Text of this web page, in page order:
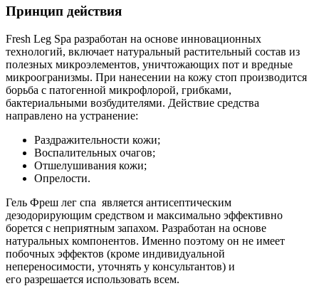
Принцип действия
Fresh Leg Spa разработан на основе инновационных
технологий, включает натуральный растительный состав из
полезных микроэлементов, уничтожающих пот и вредные
микроогранизмы. При нанесении на кожу стоп производится
борьба с патогенной микрофлорой, грибками,
бактериальными возбудителями. Действие средства
направлено на устранение:
Раздражительности кожи;
Воспалительных очагов;
Отшелушивания кожи;
Опрелости.
Гель Фреш лег спа является антисептическим
дезодорирующим средством и максимально эффективно
борется с неприятным запахом. Разработан на основе
натуральных компонентов. Именно поэтому он не имеет
побочных эффектов (кроме индивидуальной
непереносимости, уточнять у консультантов) и
его разрешается использовать всем.